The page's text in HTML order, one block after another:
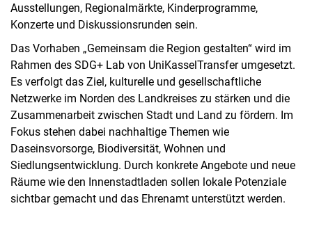
Ausstellungen, Regionalmärkte, Kinderprogramme,
Konzerte und Diskussionsrunden sein.
Das Vorhaben „Gemeinsam die Region gestalten“ wird im
Rahmen des SDG+ Lab von UniKasselTransfer umgesetzt.
Es verfolgt das Ziel, kulturelle und gesellschaftliche
Netzwerke im Norden des Landkreises zu stärken und die
Zusammenarbeit zwischen Stadt und Land zu fördern. Im
Fokus stehen dabei nachhaltige Themen wie
Daseinsvorsorge, Biodiversität, Wohnen und
Siedlungsentwicklung. Durch konkrete Angebote und neue
Räume wie den Innenstadtladen sollen lokale Potenziale
sichtbar gemacht und das Ehrenamt unterstützt werden.